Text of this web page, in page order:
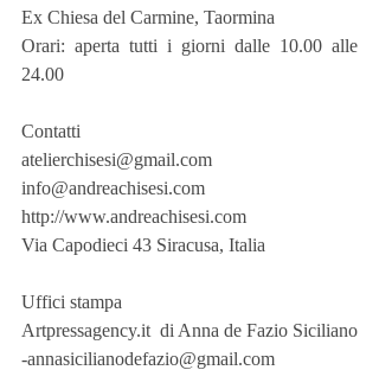
Ex Chiesa del Carmine, Taormina
Orari: aperta tutti i giorni dalle 10.00 alle
24.00
Contatti
atelierchisesi@gmail.com
info@andreachisesi.com
http://www.andreachisesi.com
Via Capodieci 43 Siracusa, Italia
Uffici stampa
Artpressagency.it  di Anna de Fazio Siciliano
-annasicilianodefazio@gmail.com